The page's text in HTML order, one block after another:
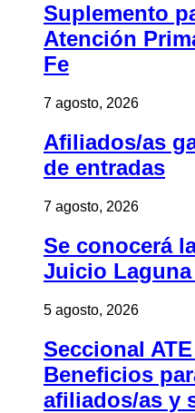
Suplemento
Atención
Fe
7 agosto, 2026
Afiliados/as
de entradas
7 agosto, 2026
Se conocerá
Juicio Laguna
5 agosto, 2026
Seccional
Beneficios
afiliados/as y